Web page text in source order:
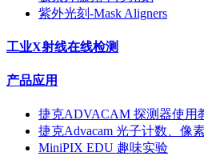
紫外光刻-Mask Aligners
工业X射线在线检测
产品应用
捷克ADVACAM 探测器使用
捷克Advacam 光子计数、像
MiniPIX EDU 趣味实验